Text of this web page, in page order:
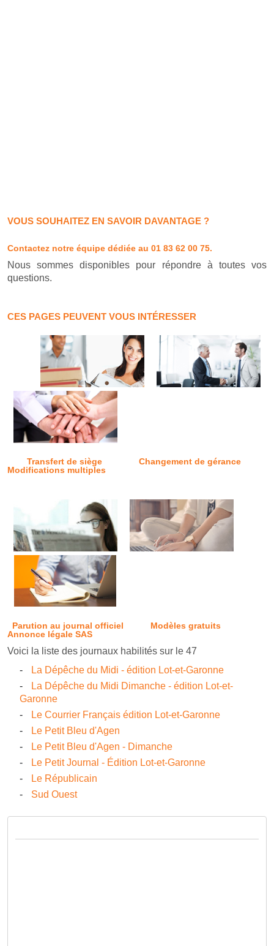
VOUS SOUHAITEZ EN SAVOIR DAVANTAGE ?
Contactez notre équipe dédiée au 01 83 62 00 75.
Nous sommes disponibles pour répondre à toutes vos
questions.
CES PAGES PEUVENT VOUS INTÉRESSER
Transfert de siège
Changement de gérance
Modifications multiples
Parution au journal officiel
Modèles gratuits
Annonce légale SAS
Voici la liste des journaux habilités sur le 47
La Dépêche du Midi - édition Lot-et-Garonne
La Dépêche du Midi Dimanche - édition Lot-et-
Garonne
Le Courrier Français édition Lot-et-Garonne
Le Petit Bleu d'Agen
Le Petit Bleu d'Agen - Dimanche
Le Petit Journal - Édition Lot-et-Garonne
Le Républicain
Sud Ouest